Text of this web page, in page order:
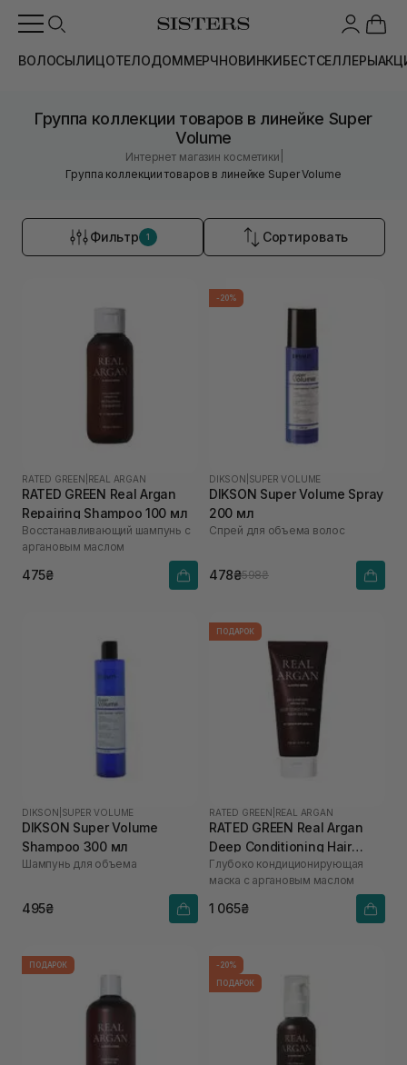
ВОЛОСЫЛИЦОТЕЛОДОММЕРЧНОВИНКИБЕСТСЕЛЛЕРЫ
Группа коллекции товаров в линейке Super
Volume
Интернет магазин косметики
Группа коллекции товаров в линейке Super Volume
Фильтр 1 Сортировать
RATED GREEN REAL ARGAN
RATED GREEN Real Argan
Repairing Shampoo 100 мл
Восстанавливающий шампунь с
аргановым маслом
475₴
-20%
DIKSON SUPER VOLUME
DIKSON Super Volume Spray
200 мл
Спрей для объема волос
478₴598₴
DIKSON SUPER VOLUME
DIKSON Super Volume
Shampoo 300 мл
Шампунь для объема
495₴
ПОДАРОК
RATED GREEN REAL ARGAN
RATED GREEN Real Argan
Deep Conditioning Hair
Mask 200 мл
Глубоко кондиционирующая
маска с аргановым маслом
1 065₴
ПОДАРОК
-20%
ПОДАРОК